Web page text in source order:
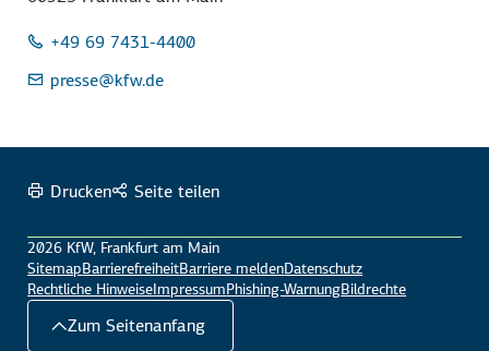
+49 69 7431-4400
presse@kfw.de
Drucken Seite teilen
2026 KfW, Frankfurt am Main
SitemapBarrierefreiheitBarriere meldenDatenschutz
Rechtliche HinweiseImpressumPhishing-WarnungBildrechte
Zum Seitenanfang